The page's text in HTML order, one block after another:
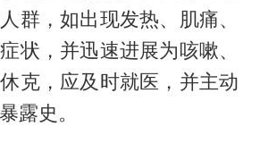
群，如出现发热、肌痛、
状，并迅速进展为咳嗽、
克，应及时就医，并主动
露史。